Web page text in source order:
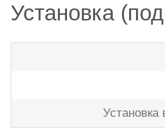
Установка
Установка